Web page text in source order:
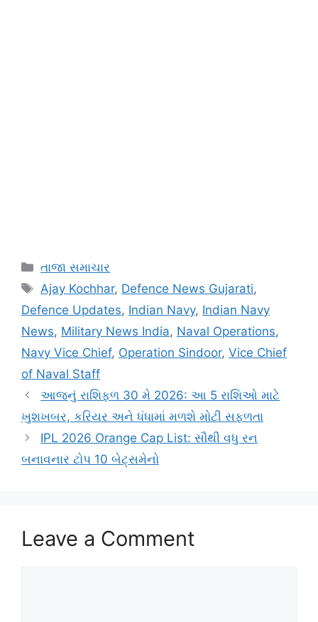
Categories
તાજા સમાચાર
Tags
Ajay Kochhar, Defence News Gujarati,
Defence Updates, Indian Navy, Indian Navy
News, Military News India, Naval Operations,
Navy Vice Chief, Operation Sindoor, Vice Chief
of Naval Staff
આજનું રાશિફળ 30 મે 2026: આ 5 રાશિઓ માટે
ખુશખબર, કરિયર અને ધંધામાં મળશે મોટી સફળતા
IPL 2026 Orange Cap List: સૌથી વધુ રન
બનાવનાર ટોપ 10 બેટ્સમેનો
Leave a Comment